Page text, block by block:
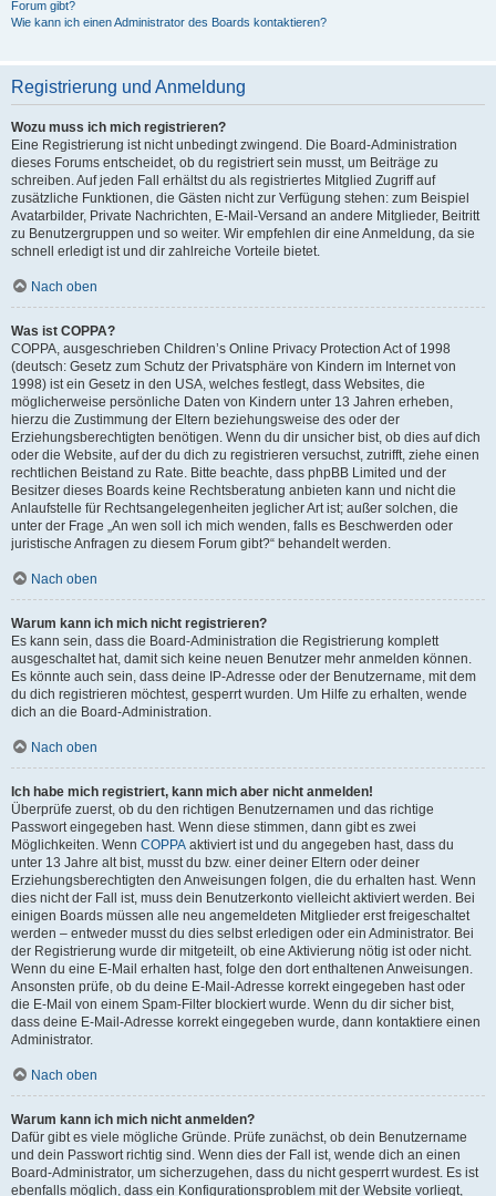
Forum gibt?
Wie kann ich einen Administrator des Boards kontaktieren?
Registrierung und Anmeldung
Wozu muss ich mich registrieren?
Eine Registrierung ist nicht unbedingt zwingend. Die Board-Administration
dieses Forums entscheidet, ob du registriert sein musst, um Beiträge zu
schreiben. Auf jeden Fall erhältst du als registriertes Mitglied Zugriff auf
zusätzliche Funktionen, die Gästen nicht zur Verfügung stehen: zum Beispiel
Avatarbilder, Private Nachrichten, E-Mail-Versand an andere Mitglieder, Beitritt
zu Benutzergruppen und so weiter. Wir empfehlen dir eine Anmeldung, da sie
schnell erledigt ist und dir zahlreiche Vorteile bietet.
Nach oben
Was ist COPPA?
COPPA, ausgeschrieben Children’s Online Privacy Protection Act of 1998
(deutsch: Gesetz zum Schutz der Privatsphäre von Kindern im Internet von
1998) ist ein Gesetz in den USA, welches festlegt, dass Websites, die
möglicherweise persönliche Daten von Kindern unter 13 Jahren erheben,
hierzu die Zustimmung der Eltern beziehungsweise des oder der
Erziehungsberechtigten benötigen. Wenn du dir unsicher bist, ob dies auf dich
oder die Website, auf der du dich zu registrieren versuchst, zutrifft, ziehe einen
rechtlichen Beistand zu Rate. Bitte beachte, dass phpBB Limited und der
Besitzer dieses Boards keine Rechtsberatung anbieten kann und nicht die
Anlaufstelle für Rechtsangelegenheiten jeglicher Art ist; außer solchen, die
unter der Frage „An wen soll ich mich wenden, falls es Beschwerden oder
juristische Anfragen zu diesem Forum gibt?“ behandelt werden.
Nach oben
Warum kann ich mich nicht registrieren?
Es kann sein, dass die Board-Administration die Registrierung komplett
ausgeschaltet hat, damit sich keine neuen Benutzer mehr anmelden können.
Es könnte auch sein, dass deine IP-Adresse oder der Benutzername, mit dem
du dich registrieren möchtest, gesperrt wurden. Um Hilfe zu erhalten, wende
dich an die Board-Administration.
Nach oben
Ich habe mich registriert, kann mich aber nicht anmelden!
Überprüfe zuerst, ob du den richtigen Benutzernamen und das richtige
Passwort eingegeben hast. Wenn diese stimmen, dann gibt es zwei
Möglichkeiten. Wenn COPPA aktiviert ist und du angegeben hast, dass du
unter 13 Jahre alt bist, musst du bzw. einer deiner Eltern oder deiner
Erziehungsberechtigten den Anweisungen folgen, die du erhalten hast. Wenn
dies nicht der Fall ist, muss dein Benutzerkonto vielleicht aktiviert werden. Bei
einigen Boards müssen alle neu angemeldeten Mitglieder erst freigeschaltet
werden – entweder musst du dies selbst erledigen oder ein Administrator. Bei
der Registrierung wurde dir mitgeteilt, ob eine Aktivierung nötig ist oder nicht.
Wenn du eine E-Mail erhalten hast, folge den dort enthaltenen Anweisungen.
Ansonsten prüfe, ob du deine E-Mail-Adresse korrekt eingegeben hast oder
die E-Mail von einem Spam-Filter blockiert wurde. Wenn du dir sicher bist,
dass deine E-Mail-Adresse korrekt eingegeben wurde, dann kontaktiere einen
Administrator.
Nach oben
Warum kann ich mich nicht anmelden?
Dafür gibt es viele mögliche Gründe. Prüfe zunächst, ob dein Benutzername
und dein Passwort richtig sind. Wenn dies der Fall ist, wende dich an einen
Board-Administrator, um sicherzugehen, dass du nicht gesperrt wurdest. Es ist
ebenfalls möglich, dass ein Konfigurationsproblem mit der Website vorliegt,